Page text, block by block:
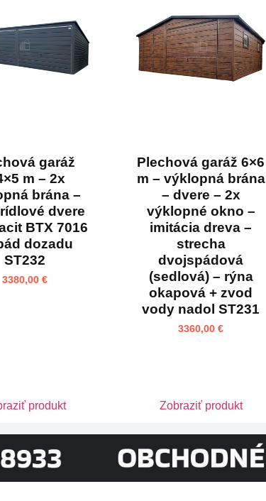
garáž
m – 2x
brána –
dvere
BTX 7016
dozadu
ST232
3380,00 €
produkt
Plechová garáž 6×6
m – výklopná brána
– dvere – 2x
výklopné okno –
imitácia dreva –
strecha
dvojspádová
(sedlová) – rýna
okapová + zvod
vody nadol ST231
3360,00€
Zobraziť produkt